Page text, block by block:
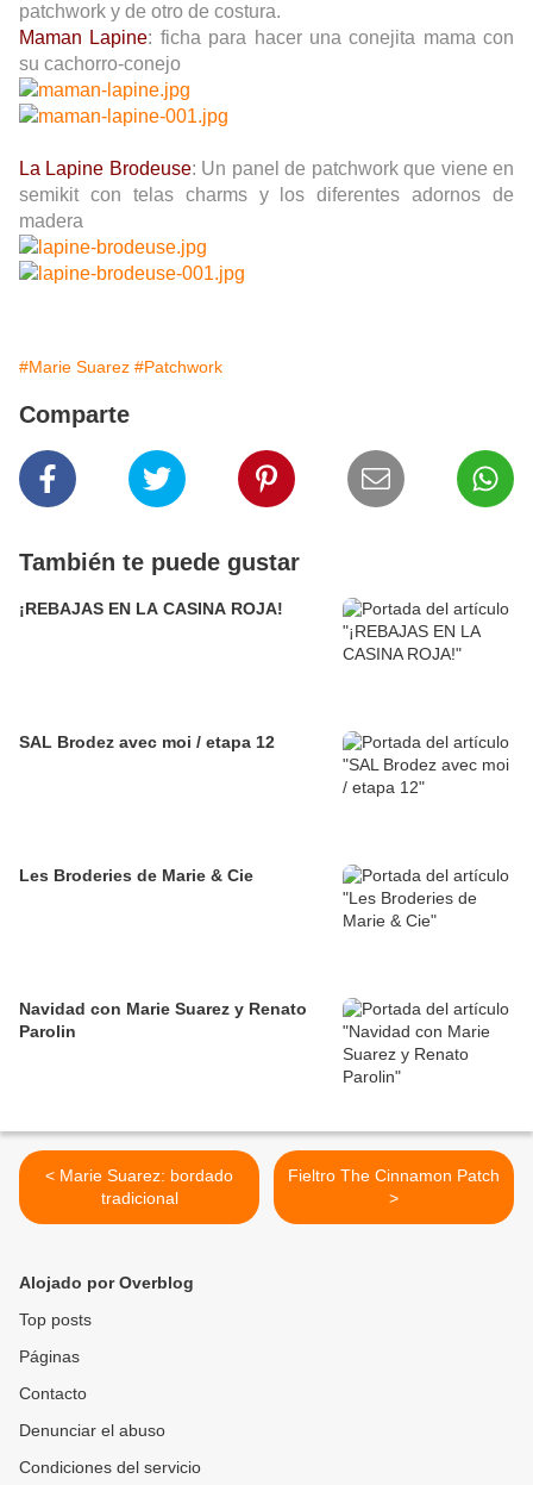
patchwork y de otro de costura.
Maman Lapine: ficha para hacer una conejita mama con
su cachorro-conejo
La Lapine Brodeuse: Un panel de patchwork que viene en
semikit con telas charms y los diferentes adornos de
madera
#Marie Suarez #Patchwork
Comparte
También te puede gustar
¡REBAJAS EN LA CASINA ROJA!
SAL Brodez avec moi / etapa 12
Les Broderies de Marie & Cie
Navidad con Marie Suarez y Renato
Parolin
< Marie Suarez: bordado
tradicional
Fieltro The Cinnamon Patch
>
Alojado por Overblog
Top posts
Páginas
Contacto
Denunciar el abuso
Condiciones del servicio